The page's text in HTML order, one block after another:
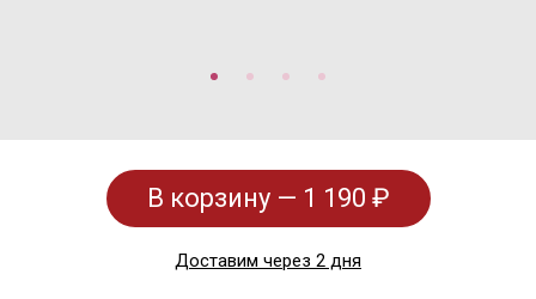
В корзину — 1 190 ₽
Доставим через 2 дня